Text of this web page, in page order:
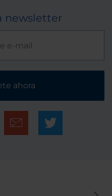
newsletter
ahora